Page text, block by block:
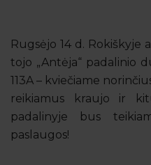
Rugsėjo 14 d. Rokiškyje
tojo „Antėja“ padalinio
113A – kviečiame
reikiamus kraujo ir
padalinyje bus
paslaugos!